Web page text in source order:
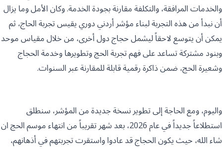
والخدمات المرافقة، والتكلفة مقارنة بجودة الخدمة. وكان الأمل وما يزال
أن نبدأ من هذه التجربة لبناء مؤشر أردني دوري يقيس تجربة الحاج، ثم
يمكن أن يتوسع لاحقاً ليشمل حجاج دول أخرى، من خلال مقياس موحد
وبنود مشتركة تساعد على فهم تجربة الحج وتطويرها وخدمة الحجاج
وشعيرة الحج، ضمن ذاكرة رقمية قابلة للمقارنة عبر السنوات.
واليوم، ومع الحاجة إلى تطوير نسخة جديدة من المؤشر، سنطلق
استطلاعاً جديداً في عام 2026، بعد شهر تقريباً من انتهاء موسم الحج ان
شاء الله، حيث يكون الحجاج قد عادوا واستقرت تجربتهم في أذهانهم،